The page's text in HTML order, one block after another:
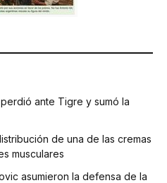
ante Tigre y sumó la
de una de las cremas
musculares
asumieron la defensa de la